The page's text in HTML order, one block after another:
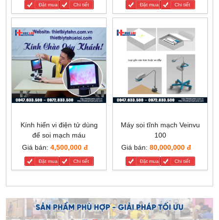
Đặt mua Chi tiết Đặt mua Chi tiết
Kính hiển vi điện tử dùng
để soi mạch máu
Giá bán: 4,500,000 đ
Đặt mua Chi tiết
Máy soi tĩnh mạch Veinvu
100
Giá bán: 80,000,000 đ
Đặt mua Chi tiết